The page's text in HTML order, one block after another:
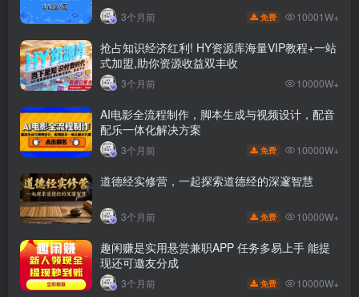
3个月前 免费 10001W+
抢占知识经济红利! HY资源库海量VIP教程+一站
式加盟,助你资源收益双丰收
3个月前 10000W+
AI电影全流程制作，脚本生成与视频设计，配音
配乐一体化解决方案
3个月前 免费 10000W+
道德经实修营，一起探索道德经的深邃智慧
3个月前 免费 10000W+
趣闲赚是实用悬赏兼职APP 任务多易上手 能提
现还可邀友分成
3个月前 免费 10000W+